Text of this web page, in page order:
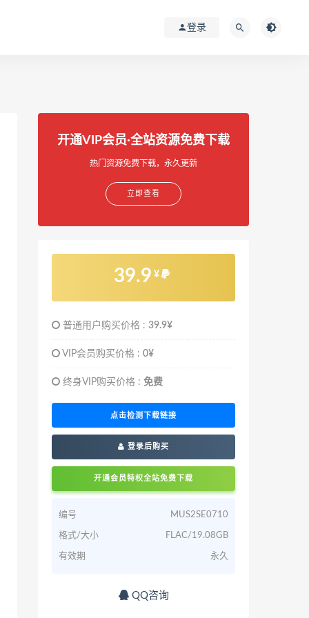
登录
开通VIP会员·全站资源免费下载
热门资源免费下载，永久更新
立即查看
39.9 ¥
普通用户购买价格 : 39.9¥
VIP会员购买价格 : 0¥
终身VIP购买价格 : 免费
点击检测下载链接
登录后购买
开通会员特权全站免费下载
编号 MUS2SE0710
格式/大小 FLAC/19.08GB
有效期 永久
QQ咨询